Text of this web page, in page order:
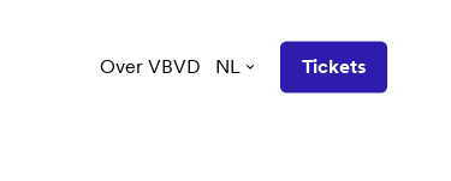
Over VBVD NL Tickets